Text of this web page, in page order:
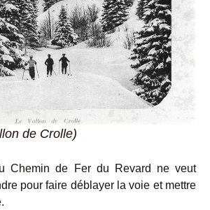
de Crolle)
Chemin de Fer du Revard ne veut
pour faire déblayer la voie et mettre